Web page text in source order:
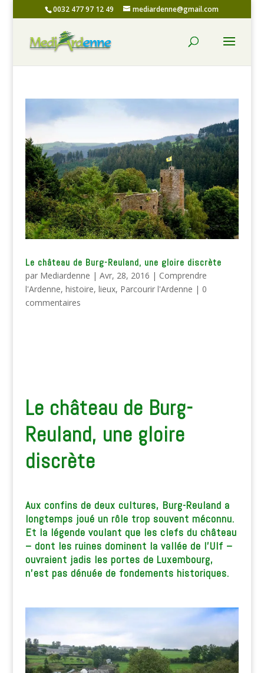
0032 477 97 12 49 mediardenne@gmail.com
Le château de Burg-Reuland, une gloire discrète
par Mediardenne | Avr, 28, 2016 | Comprendre
l'Ardenne, histoire, lieux, Parcourir l'Ardenne | 0
commentaires
Le château de Burg-
Reuland, une gloire
discrète
Aux confins de deux cultures, Burg-Reuland a
longtemps joué un rôle trop souvent méconnu.
Et la légende voulant que les clefs du château
– dont les ruines dominent la vallée de l’Ulf –
ouvraient jadis les portes de Luxembourg,
n’est pas dénuée de fondements historiques.